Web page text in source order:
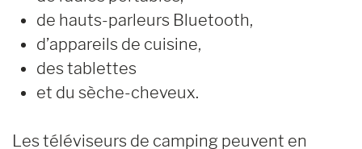
de hauts-parleurs Bluetooth,
d’appareils de cuisine,
des tablettes
et du sèche-cheveux.
Les téléviseurs de camping peuvent en